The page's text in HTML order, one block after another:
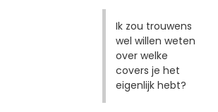
Ik zou trouwens
wel willen weten
over welke
covers je het
eigenlijk hebt?